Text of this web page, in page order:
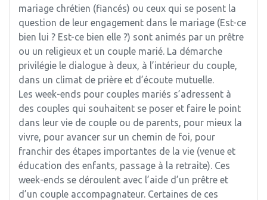
mariage chrétien (fiancés) ou ceux qui se posent la
question de leur engagement dans le mariage (Est-ce
bien lui ? Est-ce bien elle ?) sont animés par un prêtre
ou un religieux et un couple marié. La démarche
privilégie le dialogue à deux, à l’intérieur du couple,
dans un climat de prière et d’écoute mutuelle.
Les week-ends pour couples mariés s’adressent à
des couples qui souhaitent se poser et faire le point
dans leur vie de couple ou de parents, pour mieux la
vivre, pour avancer sur un chemin de foi, pour
franchir des étapes importantes de la vie (venue et
éducation des enfants, passage à la retraite). Ces
week-ends se déroulent avec l’aide d’un prêtre et
d’un couple accompagnateur. Certaines de ces